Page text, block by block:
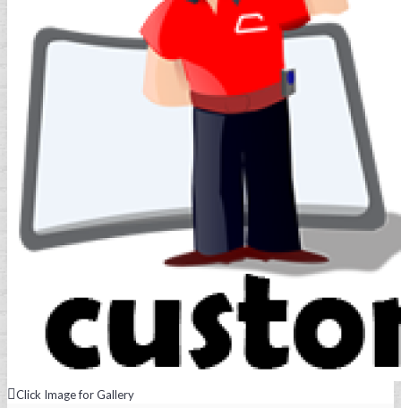
Click Image for Gallery